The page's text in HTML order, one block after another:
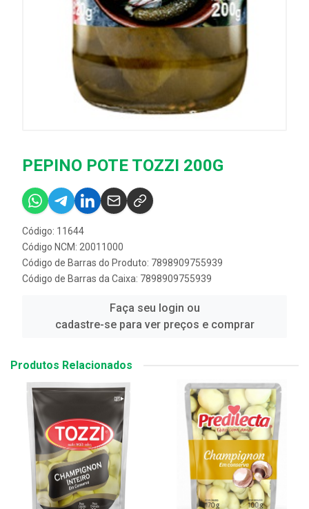
PEPINO POTE TOZZI 200G
Código: 11644
Código NCM: 20011000
Código de Barras do Produto: 7898909755939
Código de Barras da Caixa: 7898909755939
Faça seu login ou
cadastre-se para ver preços e comprar
Produtos Relacionados